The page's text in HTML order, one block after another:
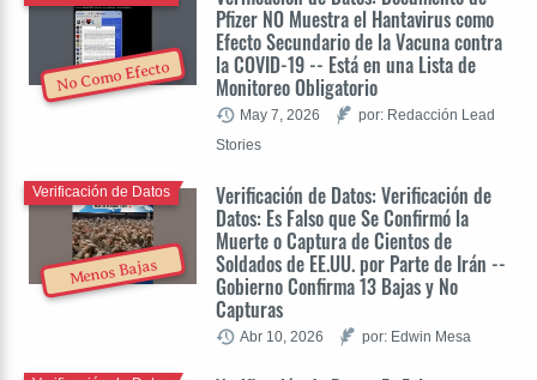
No Como Efecto
Pfizer NO Muestra el Hantavirus como
Efecto Secundario de la Vacuna contra
la COVID-19 -- Está en una Lista de
Monitoreo Obligatorio
May 7, 2026
por: Redacción Lead
Stories
Menos Bajas
Verificación de Datos: Verificación de
Datos: Es Falso que Se Confirmó la
Muerte o Captura de Cientos de
Soldados de EE.UU. por Parte de Irán --
Gobierno Confirma 13 Bajas y No
Capturas
Verificación de Datos
Abr 10, 2026 por: Edwin Mesa